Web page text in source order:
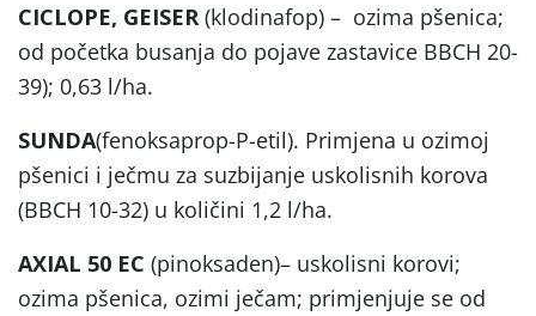
CICLOPE, GEISER (klodinafop) – ozima pšenica;
od početka busanja do pojave zastavice BBCH 20-
39); 0,63 l/ha.
SUNDA(fenoksaprop-P-etil). Primjena u ozimoj
pšenici i ječmu za suzbijanje uskolisnih korova
(BBCH 10-32) u količini 1,2 l/ha.
AXIAL 50 EC (pinoksaden)– uskolisni korovi;
ozima pšenica, ozimi ječam; primjenjuje se od